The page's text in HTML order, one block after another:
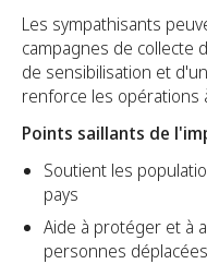
Les sympathisants
campagnes de collecte
de sensibilisation et
renforce les opérations
Points saillants de
Soutient les
pays
Aide à protéger et à
personnes